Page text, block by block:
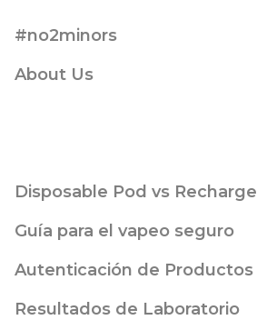
#no2minors
About Us
Disposable Pod vs
Guía para el vapeo seguro
Autenticación de Productos
Resultados de Laboratorio